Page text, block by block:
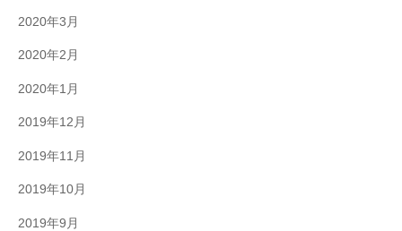
2020年3月
2020年2月
2020年1月
2019年12月
2019年11月
2019年10月
2019年9月